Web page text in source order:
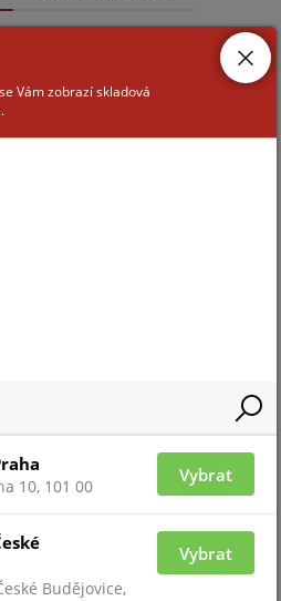
SMB 2 ALL
Vám zobrazí skladová
10, 101 00
Vybrat
Budějovice,
Vybrat